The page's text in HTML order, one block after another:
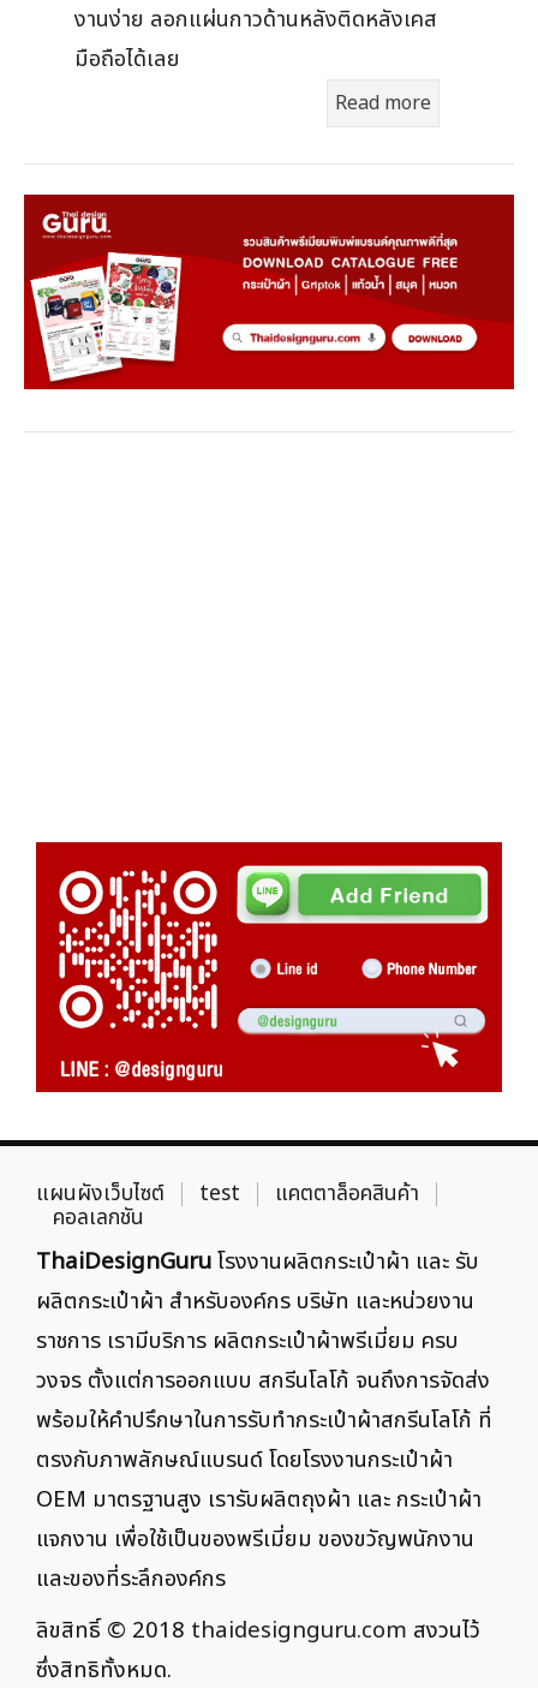
งานง่าย ลอกแผ่นกาวด้านหลังติดหลังเคส
มือถือได้เลย
Read more
แผนผังเว็บไซต์ test แคตตาล็อคสินค้า
คอลเลกชัน
ThaiDesignGuruโรงงานผลิตกระเป๋าผ้า และ รับ
ผลิตกระเป๋าผ้า สำหรับองค์กร บริษัท และหน่วยงาน
ราชการ เรามีบริการ ผลิตกระเป๋าผ้าพรีเมี่ยม ครบ
วงจร ตั้งแต่การออกแบบ สกรีนโลโก้ จนถึงการจัดส่ง
พร้อมให้คำปรึกษาในการรับทำกระเป๋าผ้าสกรีนโลโก้ ที่
ตรงกับภาพลักษณ์แบรนด์ โดยโรงงานกระเป๋าผ้า
OEM มาตรฐานสูง เรารับผลิตถุงผ้า และ กระเป๋าผ้า
แจกงาน เพื่อใช้เป็นของพรีเมี่ยม ของขวัญพนักงาน
และของที่ระลึกองค์กร
ลิขสิทธิ์ © 2018 thaidesignguru.com สงวนไว้
ซึ่งสิทธิทั้งหมด.